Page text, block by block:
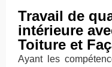
Travail de
intérieure
Toiture et
Ayant les